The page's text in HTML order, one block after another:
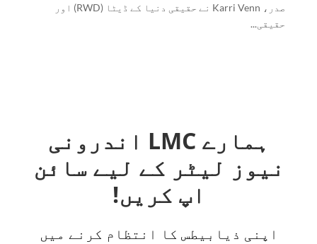
صدر، Karri Venn نے حقیقی دنیا کے ڈیٹا (RWD) اور
حقیقی...
ہمارے LMC اندرونی
نیوز لیٹر کے لیے سائن
اپ کریں!
اپنی ذیابیطس کا انتظام کرنے میں